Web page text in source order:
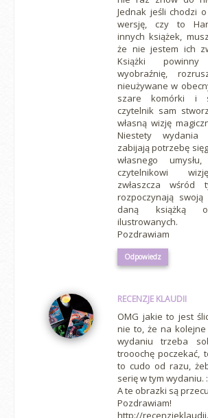
Jednak jeśli chodzi
wersję, czy to
innych książek,
że nie jestem ich
Książki powinny
wyobraźnię,
nieużywane w
szare komórki i
czytelnik sam
własną wizję
Niestety wydania
zabijają potrzebę
własnego
czytelnikowi
zwłaszcza wśród
rozpoczynają
daną książką
ilustrowanych.
Pozdrawiam
Odpowiedz
RECENZJE KLAUDII
OMG jakie to jest
nie to, że na
wydaniu trzeba
trooochę poczekać,
to cudo od razu,
serię w tym wydaniu.
A te obrazki są
Pozdrawiam!
http://